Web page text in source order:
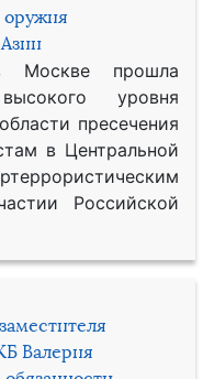
оружия
прошла
уровня
пресечения
в Центральной
Российской
Валерия